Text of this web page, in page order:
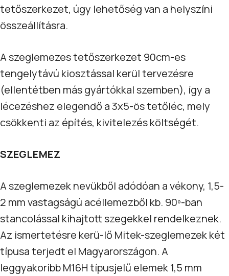
tetőszerkezet, úgy lehetőség van a helyszíni
összeállításra.
A szeglemezes tetőszerkezet 90cm-es
tengelytávú kiosztással kerül tervezésre
(ellentétben más gyártókkal szemben), így a
lécezéshez elegendő a 3x5-ös tetőléc, mely
csökkenti az építés, kivitelezés költségét.
SZEGLEMEZ
A szeglemezek nevükből adódóan a vékony, 1,5-
2 mm vastagságú acéllemezből kb. 90º-ban
stancolással kihajtott szegekkel rendelkeznek.
Az ismertetésre kerü-lő Mitek-szeglemezek két
típusa terjedt el Magyarországon. A
leggyakoribb M16H típusjelű elemek 1,5 mm